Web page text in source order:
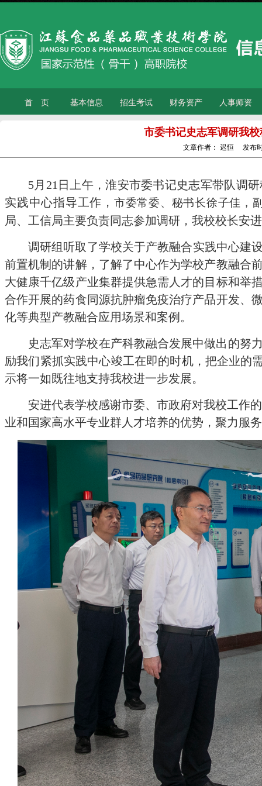
首 页 基本信息 招生考试 财务资产 人事师资
市委书记史志军调研我
文章作者： 迟恒 发布
5月21日上午，淮安市委书记史志军带队调
实践中心指导工作， 市委常委、秘书长徐子佳，
局、工信局主要负责同志参加调研，我校校长安
调研组听取了学校关于产教融合实践中心建
前置机制的讲解，了解了中心作为学校产教融合
大健康千亿级产业集群提供急需人才的目标和举
合作开展的药食同源抗肿瘤免疫治疗产品开发、
化等典型产教融合应用场景和案例。
史志军对学校在产科教融合发展中做出的努
励我们紧抓实践中心竣工在即的时机，把企业的
示将一如既往地支持我校进一步发展。
安进代表学校感谢市委、市政府对我校工作
业和国家高水平专业群人才培养的优势，聚力服